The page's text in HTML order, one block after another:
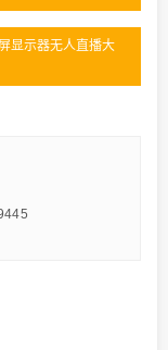
显示器无人直播大